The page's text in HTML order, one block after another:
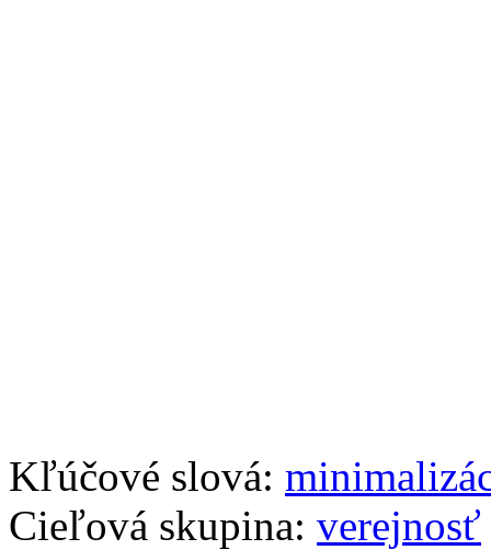
Kľúčové slová:
Cieľová skupina: verejnosť